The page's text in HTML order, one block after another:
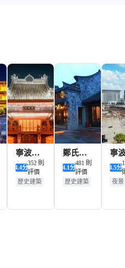
寧波府
城隍廟
4.4分
352 則
評價
歷史建築
鄭氏十
七房
4.1分
481 則
評價
歷史建築
寧
物
4.5分
夜景